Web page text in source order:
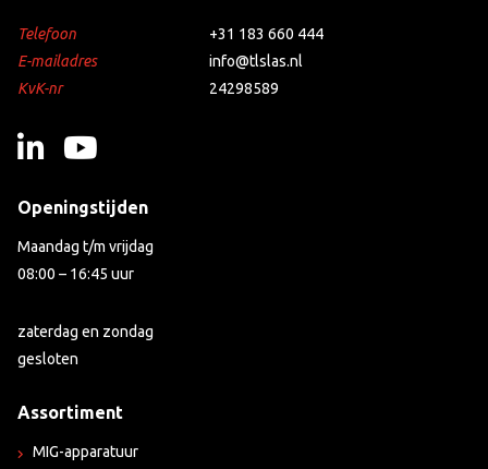
Telefoon
+31 183 660 444
E-mailadres
info@tlslas.nl
KvK-nr
24298589
Openingstijden
Maandag t/m vrijdag
08:00 – 16:45 uur
zaterdag en zondag
gesloten
Assortiment
MIG-apparatuur